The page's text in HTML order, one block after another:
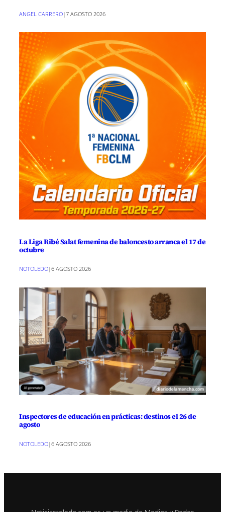
ANGEL CARRERO|7 AGOSTO 2026
La Liga Ribé Salat femenina de baloncesto arranca el 17 de
octubre
NOTOLEDO|6 AGOSTO 2026
Inspectores de educación en prácticas: destinos el 26 de
agosto
NOTOLEDO|6 AGOSTO 2026